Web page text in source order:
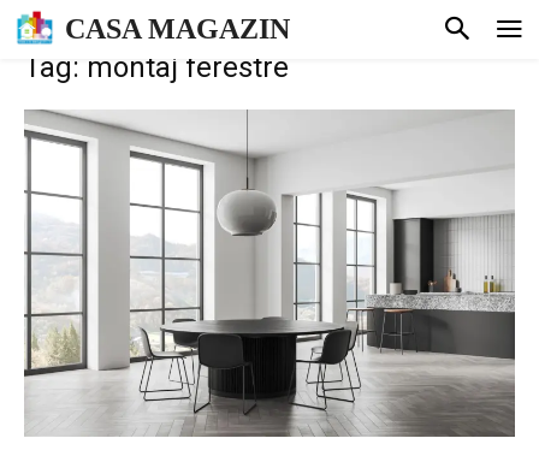
CASA MAGAZIN
Tag: montaj ferestre